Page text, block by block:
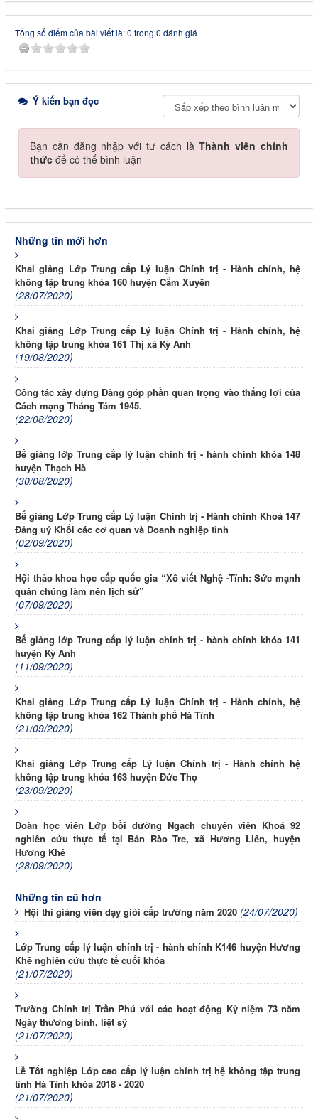
Tổng số điểm của bài viết là: 0 trong 0 đánh giá
Ý kiến bạn đọc
Bạn cần đăng nhập với tư cách làThành viên chính
thức để có thể bình luận
Những tin mới hơn
Khai giảng Lớp Trung cấp Lý luận Chính trị - Hành chính, hệ
không tập trung khóa 160 huyện Cẩm Xuyên
(28/07/2020)
Khai giảng Lớp Trung cấp Lý luận Chính trị - Hành chính, hệ
không tập trung khóa 161 Thị xã Kỳ Anh
(19/08/2020)
Công tác xây dựng Đảng góp phần quan trọng vào thắng lợi của
Cách mạng Tháng Tám 1945.
(22/08/2020)
Bế giảng lớp Trung cấp lý luận chính trị - hành chính khóa 148
huyện Thạch Hà
(30/08/2020)
Bế giảng Lớp Trung cấp Lý luận Chính trị - Hành chính Khoá 147
Đảng uỷ Khối các cơ quan và Doanh nghiệp tỉnh
(02/09/2020)
Hội thảo khoa học cấp quốc gia “Xô viết Nghệ -Tĩnh: Sức mạnh
quần chúng làm nên lịch sử”
(07/09/2020)
Bế giảng lớp Trung cấp lý luận chính trị - hành chính khóa 141
huyện Kỳ Anh
(11/09/2020)
Khai giảng Lớp Trung cấp Lý luận Chính trị - Hành chính, hệ
không tập trung khóa 162 Thành phố Hà Tĩnh
(21/09/2020)
Khai giảng Lớp Trung cấp Lý luận Chính trị - Hành chính hệ
không tập trung khóa 163 huyện Đức Thọ
(23/09/2020)
Đoàn học viên Lớp bồi dưỡng Ngạch chuyên viên Khoá 92
nghiên cứu thực tế tại Bản Rào Tre, xã Hương Liên, huyện
Hương Khê
(28/09/2020)
Những tin cũ hơn
Hội thi giảng viên dạy giỏi cấp trường năm 2020 (24/07/2020)
Lớp Trung cấp lý luận chính trị - hành chính K146 huyện Hương
Khê nghiên cứu thực tế cuối khóa
(21/07/2020)
Trường Chính trị Trần Phú với các hoạt động Kỷ niệm 73 năm
Ngày thương binh, liệt sỹ
(21/07/2020)
Lễ Tốt nghiệp Lớp cao cấp lý luận chính trị hệ không tập trung
tỉnh Hà Tĩnh khóa 2018 - 2020
(21/07/2020)